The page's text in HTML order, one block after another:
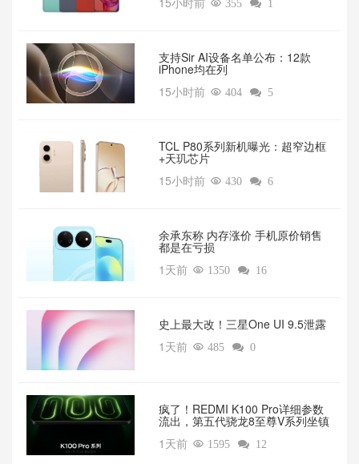
 355  1
支持Sir AI设备名单公布：12款
iPhone均在列
15小时前  404  5
TCL P80系列新机曝光：超窄边框
+天玑芯片
15小时前  430  6
余承东称 内存涨价 手机原价销售
都是在亏损
1天前  1350  16
‌史上最大改！三星One UI 9.5泄露
1天前  485  0
疯了！REDMI K100 Pro详细参数
流出，第五代骁龙8至尊V系列坐镇‌
1天前  1595  12